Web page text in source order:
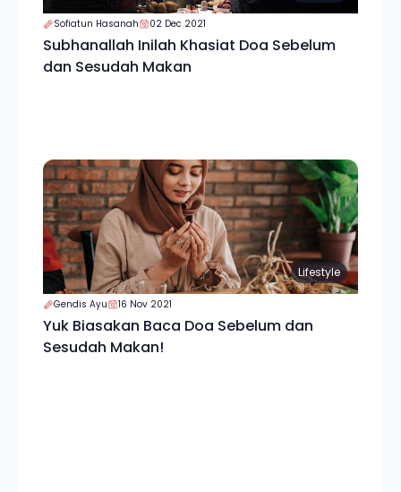
Sofiatun Hasanah 02 Dec 2021
Subhanallah Inilah Khasiat Doa Sebelum
dan Sesudah Makan
Lifestyle
Gendis Ayu 16 Nov 2021
Yuk Biasakan Baca Doa Sebelum dan
Sesudah Makan!